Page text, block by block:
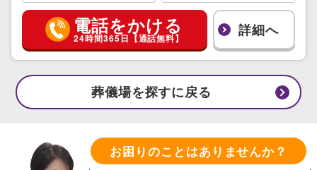
電話をかける
24時間365日【通話無料】 詳細へ
葬儀場を探すに戻る
お困りのことはありませんか？